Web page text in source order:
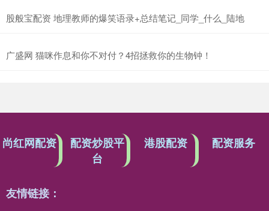
股般宝配资 地理教师的爆笑语录+总结笔记_同学_什么_陆地
广盛网 猫咪作息和你不对付？4招拯救你的生物钟！
尚红网配资
配资炒股平
台
港股配资 配资服务
友情链接：